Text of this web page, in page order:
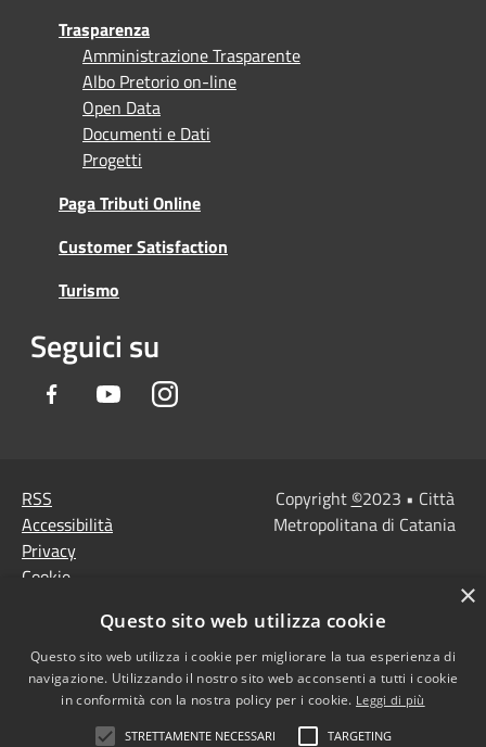
Trasparenza
Amministrazione Trasparente
Albo Pretorio on-line
Open Data
Documenti e Dati
Progetti
Paga Tributi Online
Customer Satisfaction
Turismo
Seguici su
Facebook YoutubeInstagram
RSS
Accessibilità
Privacy
Cookie
Note Legali
Agenzia per l'Italia
digitale
accessibilità
Copyright ©2023 • Città
Metropolitana di Catania
×
Questo sito web utilizza cookie
Questo sito web utilizza i cookie per migliorare la tua esperienza di
navigazione. Utilizzando il nostro sito web acconsenti a tutti i cookie
in conformità con la nostra policy per i cookie. Leggi di più
STRETTAMENTE NECESSARI TARGETING